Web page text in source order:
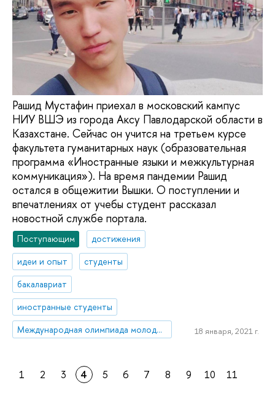
Рашид Мустафин приехал в московский кампус
НИУ ВШЭ из города Аксу Павлодарской области в
Казахстане. Сейчас он учится на третьем курсе
факультета гуманитарных наук (образовательная
программа «Иностранные языки и межкультурная
коммуникация»). На время пандемии Рашид
остался в общежитии Вышки. О поступлении и
впечатлениях от учебы студент рассказал
новостной службе портала.
Поступающим
достижения
идеи и опыт
студенты
бакалавриат
иностранные студенты
Международная олимпиада молодежи
18 января, 2021 г.
1 2 3 4 5 6 7 8 9 10 11